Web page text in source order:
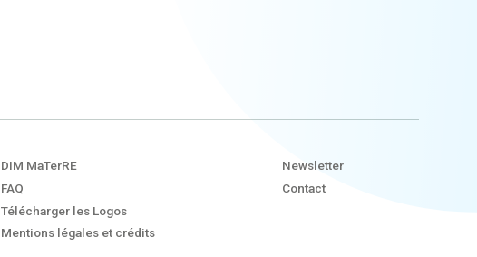
DIM MaTerRE
FAQ
Télécharger les Logos
Mentions légales et crédits
Newsletter
Contact